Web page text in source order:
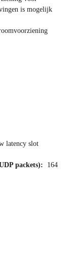
is mogelijk
latency slot
packets):
164